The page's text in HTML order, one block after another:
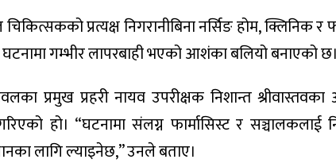
प्रत्यक्ष निगरानीबिना नर्सिङ होम, क्लिनिक
गम्भीर लापरबाही भएको आशंका बलियो बनाएको छ।
प्रमुख प्रहरी नायव उपरीक्षक निशान्त
हो। “घटनामा संलग्न फार्मासिस्ट र
लागि ल्याइनेछ,” उनले बताए।